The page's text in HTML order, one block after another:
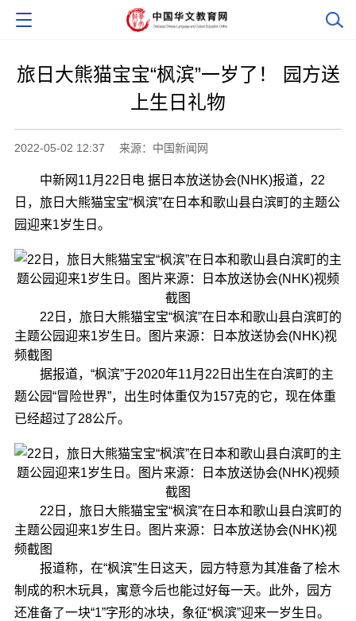
旅日大熊猫宝宝“枫滨”一岁了！ 园方送
上生日礼物
2022-05-02 12:37 来源：中国新闻网
中新网11月22日电 据日本放送协会(NHK)报道，22
日，旅日大熊猫宝宝“枫滨”在日本和歌山县白滨町的主题公
园迎来1岁生日。
22日，旅日大熊猫宝宝“枫滨”在日本和歌山县白滨町的
主题公园迎来1岁生日。图片来源：日本放送协会(NHK)视
频截图
据报道，“枫滨”于2020年11月22日出生在白滨町的主
题公园“冒险世界”，出生时体重仅为157克的它，现在体重
已经超过了28公斤。
22日，旅日大熊猫宝宝“枫滨”在日本和歌山县白滨町的
主题公园迎来1岁生日。图片来源：日本放送协会(NHK)视
频截图
报道称，在“枫滨”生日这天，园方特意为其准备了桧木
制成的积木玩具，寓意今后也能过好每一天。此外，园方
还准备了一块“1”字形的冰块，象征“枫滨”迎来一岁生日。